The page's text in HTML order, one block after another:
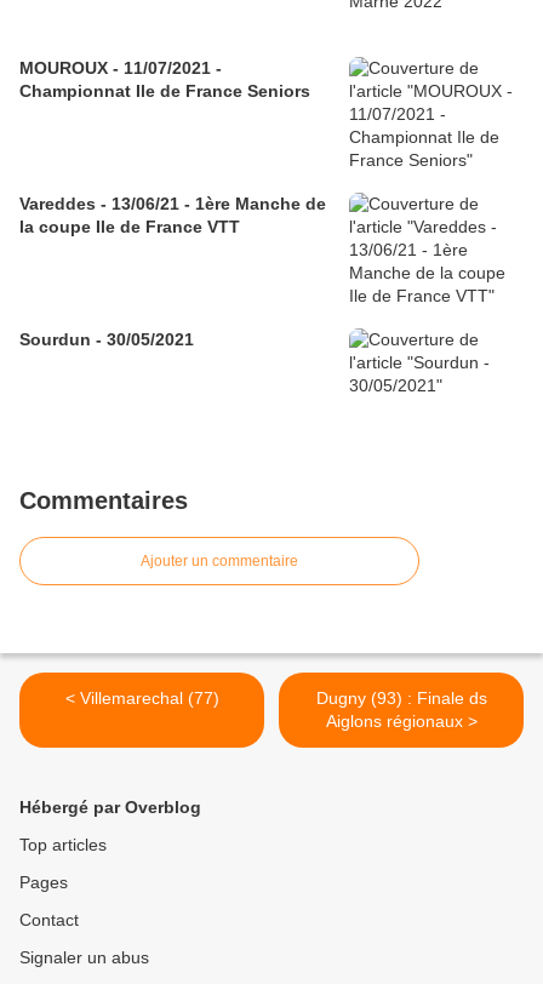
MOUROUX - 11/07/2021 -
Championnat Ile de France Seniors
Vareddes - 13/06/21 - 1ère Manche de
la coupe Ile de France VTT
Sourdun - 30/05/2021
Commentaires
Ajouter un commentaire
< Villemarechal (77)
Dugny (93) : Finale ds
Aiglons régionaux >
Hébergé par Overblog
Top articles
Pages
Contact
Signaler un abus